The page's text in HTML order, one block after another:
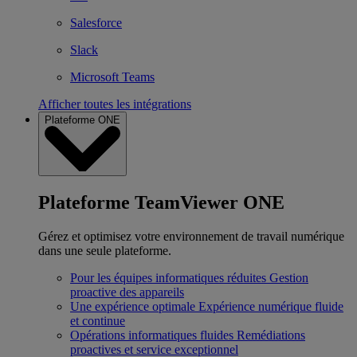
Salesforce
Slack
Microsoft Teams
Afficher toutes les intégrations
Plateforme ONE
Plateforme TeamViewer ONE
Gérez et optimisez votre environnement de travail numérique
dans une seule plateforme.
Pour les équipes informatiques réduites Gestion
proactive des appareils
Une expérience optimale Expérience numérique fluide
et continue
Opérations informatiques fluides Remédiations
proactives et service exceptionnel